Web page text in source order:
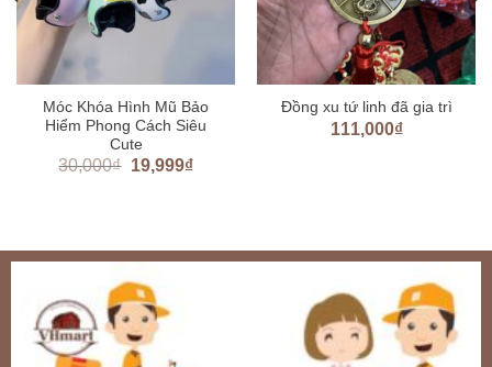
Móc Khóa Hình Mũ Bảo
Hiểm Phong Cách Siêu
Cute
30,000₫ 19,999₫
Đồng xu tứ linh đã gia trì
111,000₫